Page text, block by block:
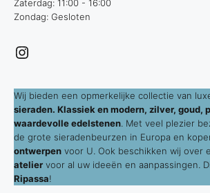
Zaterdag: 11:00 - 16:00
Zondag: Gesloten
Instagram
Wij bieden een opmerkelijke collectie van
sieraden. Klassiek en modern, zilver, goud,
waardevolle edelstenen . Met veel plezier
de grote sieradenbeurzen in Europa en
ontwerpen voor U. Ook beschikken wij over
atelier voor al uw ideeën en aanpassingen.
Ripassa!